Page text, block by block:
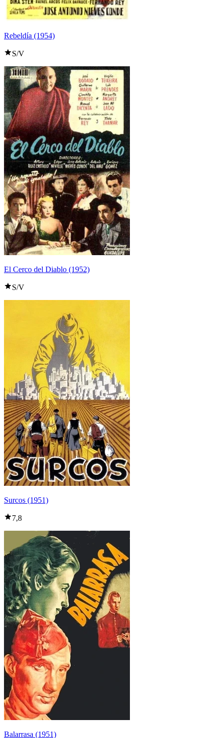
Rebeldía (1954)
S/V
El Cerco del Diablo (1952)
S/V
Surcos (1951)
7,8
Balarrasa (1951)